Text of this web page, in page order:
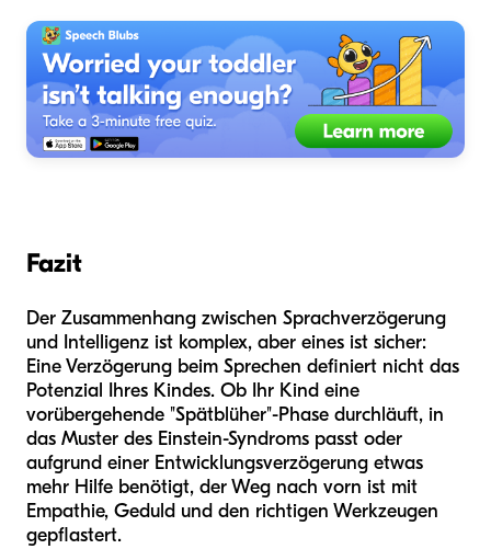
Fazit
Der Zusammenhang zwischen Sprachverzögerung
und Intelligenz ist komplex, aber eines ist sicher:
Eine Verzögerung beim Sprechen definiert nicht das
Potenzial Ihres Kindes. Ob Ihr Kind eine
vorübergehende "Spätblüher"-Phase durchläuft, in
das Muster des Einstein-Syndroms passt oder
aufgrund einer Entwicklungsverzögerung etwas
mehr Hilfe benötigt, der Weg nach vorn ist mit
Empathie, Geduld und den richtigen Werkzeugen
gepflastert.